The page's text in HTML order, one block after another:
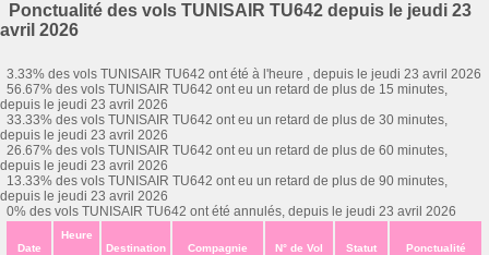
Ponctualité des vols TUNISAIR TU642 depuis le jeudi 23
avril 2026
3.33% des vols TUNISAIR TU642 ont été à l'heure , depuis le jeudi 23 avril 2026
56.67% des vols TUNISAIR TU642 ont eu un retard de plus de 15 minutes,
depuis le jeudi 23 avril 2026
33.33% des vols TUNISAIR TU642 ont eu un retard de plus de 30 minutes,
depuis le jeudi 23 avril 2026
26.67% des vols TUNISAIR TU642 ont eu un retard de plus de 60 minutes,
depuis le jeudi 23 avril 2026
13.33% des vols TUNISAIR TU642 ont eu un retard de plus de 90 minutes,
depuis le jeudi 23 avril 2026
0% des vols TUNISAIR TU642 ont été annulés, depuis le jeudi 23 avril 2026
Date
Heure
Destination Compagnie N° de Vol Statut Ponctualité